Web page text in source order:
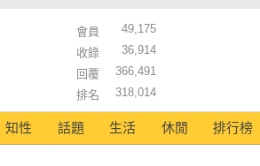
會員
49,175
收錄
36,914
回覆
366,491
排名
318,014
知性 話題 生活 休閒 排行榜